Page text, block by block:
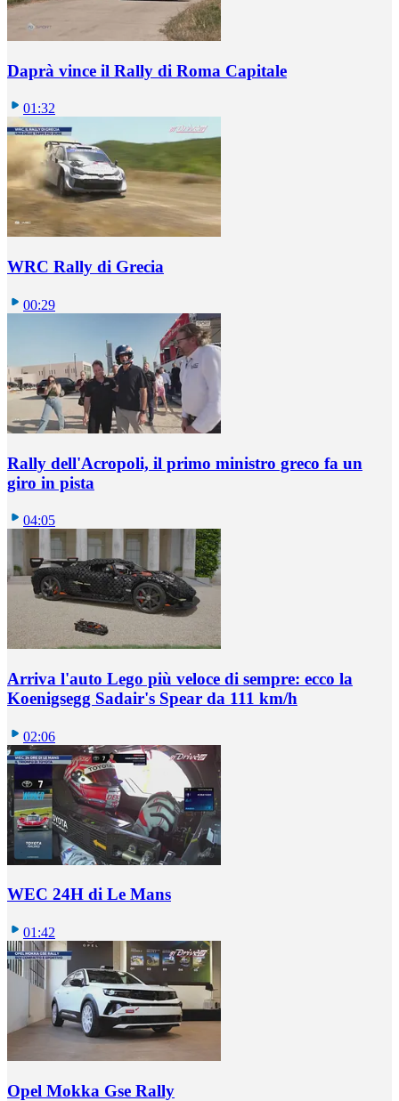
Daprà vince il Rally di Roma Capitale
01:32
WRC Rally di Grecia
00:29
Rally dell'Acropoli, il primo ministro greco fa un
giro in pista
04:05
Arriva l'auto Lego più veloce di sempre: ecco la
Koenigsegg Sadair's Spear da 111 km/h
02:06
WEC 24H di Le Mans
01:42
Opel Mokka Gse Rally